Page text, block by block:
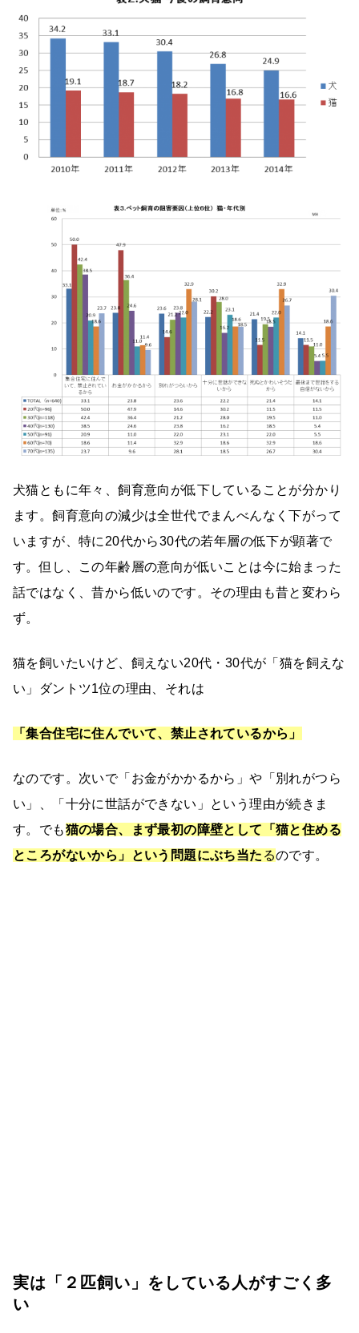
犬猫ともに年々、飼育意向が低下していることが分かり
ます。飼育意向の減少は全世代でまんべんなく下がって
いますが、特に20代から30代の若年層の低下が顕著で
す。但し、この年齢層の意向が低いことは今に始まった
話ではなく、昔から低いのです。その理由も昔と変わら
ず。
猫を飼いたいけど、飼えない20代・30代が「猫を飼えな
い」ダントツ1位の理由、それは
「集合住宅に住んでいて、禁止されているから」
なのです。次いで「お金がかかるから」や「別れがつら
い」、「十分に世話ができない」という理由が続きま
す。でも猫の場合、まず最初の障壁として「猫と住める
ところがないから」という問題にぶち当た るのです。
実は「２匹飼い」をしている人がすごく多
い